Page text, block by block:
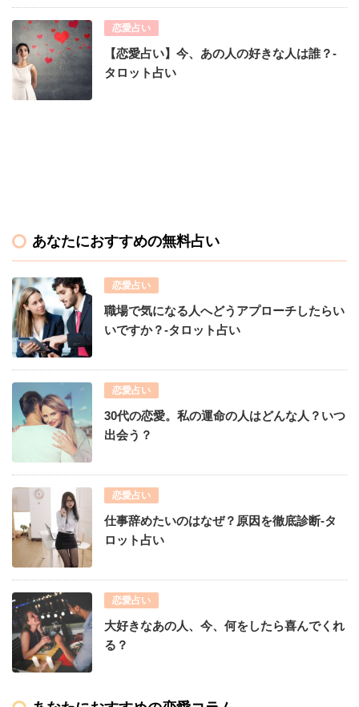
恋愛占い
【恋愛占い】今、あの人の好きな人は誰？-
タロット占い
あなたにおすすめの無料占い
恋愛占い
職場で気になる人へどうアプローチしたらい
いですか？-タロット占い
恋愛占い
30代の恋愛。私の運命の人はどんな人？いつ
出会う？
恋愛占い
仕事辞めたいのはなぜ？原因を徹底診断-タ
ロット占い
恋愛占い
大好きなあの人、今、何をしたら喜んでくれ
る？